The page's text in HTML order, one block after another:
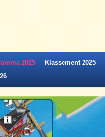
2025 Klassement 2025